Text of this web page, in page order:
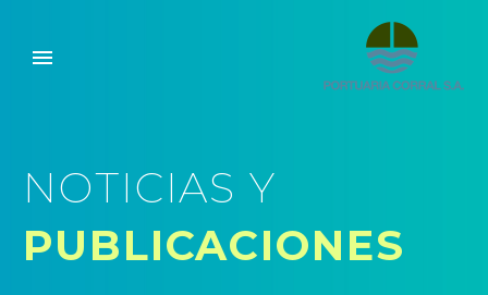
NOTICIAS Y
PUBLICACIONES